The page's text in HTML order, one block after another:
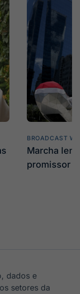
BROADCAST
Marcha
promissor
dados e
setores da